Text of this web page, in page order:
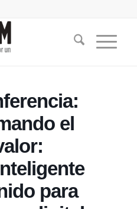
el
para